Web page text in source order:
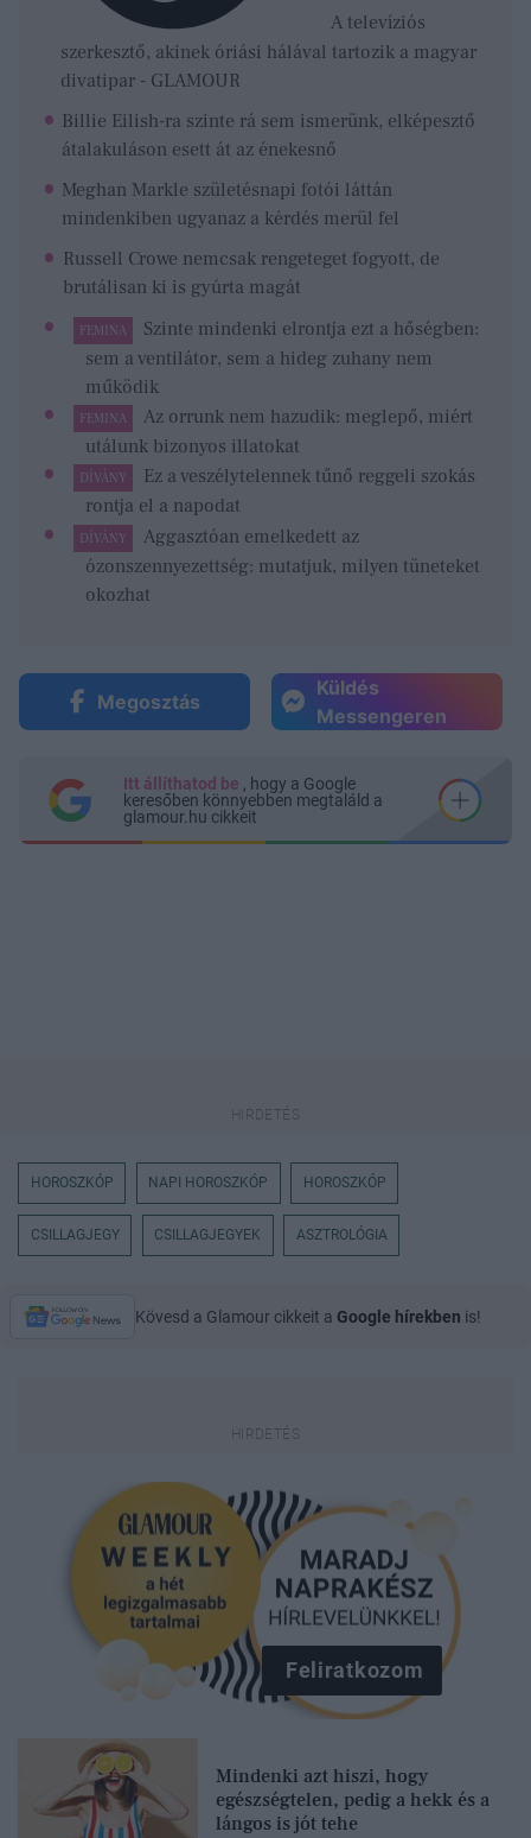
A televíziós
szerkesztő, akinek óriási hálával tartozik a magyar
divatipar - GLAMOUR
Billie Eilish-ra szinte rá sem ismerünk, elképesztő
átalakuláson esett át az énekesnő
Meghan Markle születésnapi fotói láttán
mindenkiben ugyanaz a kérdés merül fel
Russell Crowe nemcsak rengeteget fogyott, de
brutálisan ki is gyúrta magát
FEMINA
Szinte mindenki elrontja ezt a hőségben:
sem a ventilátor, sem a hideg zuhany nem
működik
FEMINA
Az orrunk nem hazudik: meglepő, miért
utálunk bizonyos illatokat
DÍVÁNY
Ez a veszélytelennek tűnő reggeli szokás
rontja el a napodat
DÍVÁNY
Aggasztóan emelkedett az
ózonszennyezettség: mutatjuk, milyen tüneteket
okozhat
Megosztás
Küldés
Messengeren
Itt állíthatod be , hogy a Google
keresőben könnyebben megtaláld a
glamour.hu cikkeit
HOROSZKÓP NAPI HOROSZKÓP HOROSZKÓP
CSILLAGJEGY CSILLAGJEGYEK ASZTROLÓGIA
Kövesd a Glamour cikkeit a Google hírekben is!
Feliratkozom
Mindenki azt hiszi, hogy
egészségtelen, pedig a hekk és a
lángos is jót tehe